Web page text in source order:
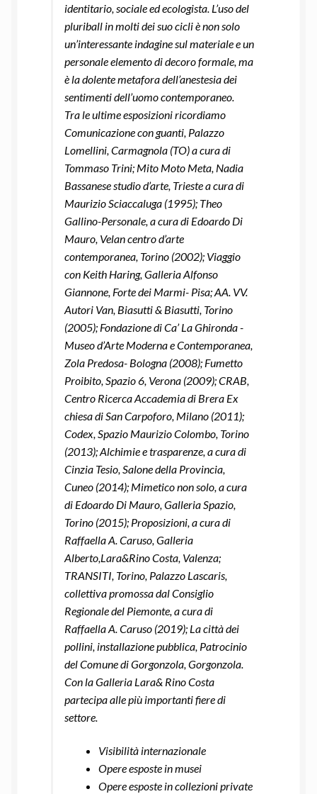
identitario, sociale ed ecologista. L’uso del
pluriball in molti dei suo cicli è non solo
un’interessante indagine sul materiale e un
personale elemento di decoro formale, ma
è la dolente metafora dell’anestesia dei
sentimenti dell’uomo contemporaneo.
Tra le ultime esposizioni ricordiamo
Comunicazione con guanti, Palazzo
Lomellini, Carmagnola (TO) a cura di
Tommaso Trini; Mito Moto Meta, Nadia
Bassanese studio d’arte, Trieste a cura di
Maurizio Sciaccaluga (1995); Theo
Gallino-Personale, a cura di Edoardo Di
Mauro, Velan centro d’arte
contemporanea, Torino (2002); Viaggio
con Keith Haring, Galleria Alfonso
Giannone, Forte dei Marmi- Pisa; AA. VV.
Autori Van, Biasutti & Biasutti, Torino
(2005); Fondazione di Ca’ La Ghironda -
Museo d’Arte Moderna e Contemporanea,
Zola Predosa- Bologna (2008); Fumetto
Proibito, Spazio 6, Verona (2009); CRAB,
Centro Ricerca Accademia di Brera Ex
chiesa di San Carpoforo, Milano (2011);
Codex, Spazio Maurizio Colombo, Torino
(2013); Alchimie e trasparenze, a cura di
Cinzia Tesio, Salone della Provincia,
Cuneo (2014); Mimetico non solo, a cura
di Edoardo Di Mauro, Galleria Spazio,
Torino (2015); Proposizioni, a cura di
Raffaella A. Caruso, Galleria
Alberto,Lara&Rino Costa, Valenza;
TRANSITI, Torino, Palazzo Lascaris,
collettiva promossa dal Consiglio
Regionale del Piemonte, a cura di
Raffaella A. Caruso (2019); La città dei
pollini, installazione pubblica, Patrocinio
del Comune di Gorgonzola, Gorgonzola.
Con la Galleria Lara& Rino Costa
partecipa alle più importanti fiere di
settore.
Visibilità internazionale
Opere esposte in musei
Opere esposte in collezioni private